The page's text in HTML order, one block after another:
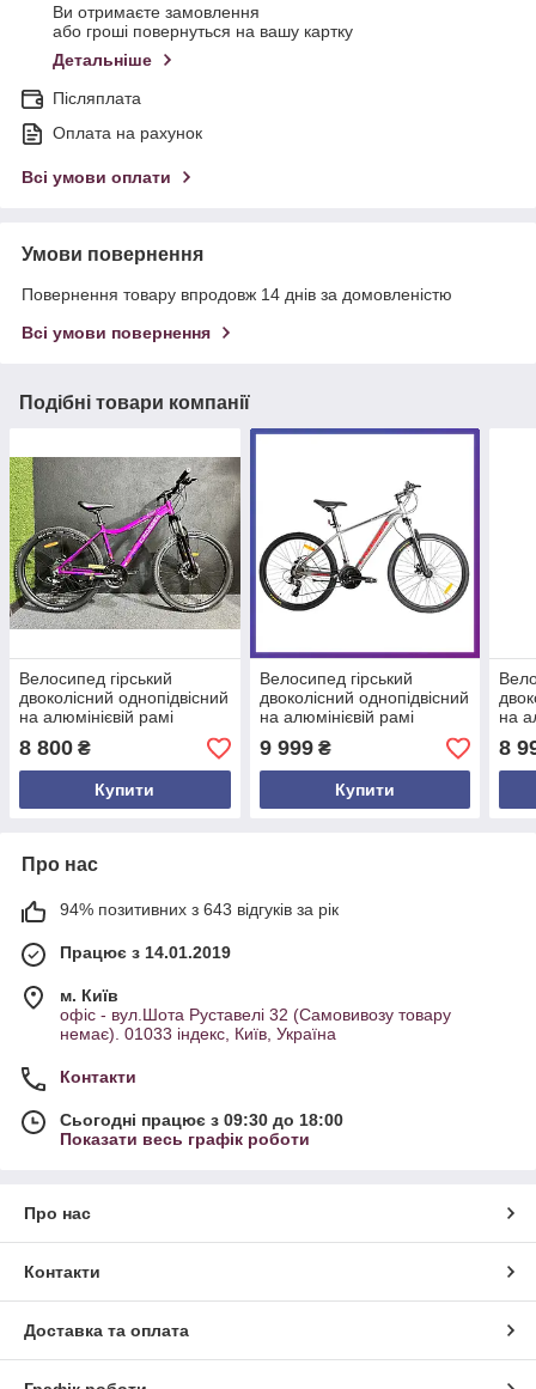
Ви отримаєте замовлення
або гроші повернуться на вашу картку
Детальніше
Післяплата
Оплата на рахунок
Всі умови оплати
Умови повернення
Повернення товару впродовж 14 днів за домовленістю
Всі умови повернення
Подібні товари компанії
Велосипед гірський
двоколісний однопідвісний
на алюмінієвій рамі
Crosser Angel 26 дюймів
16,5" рама Фіолетовий
8 800 ₴
Купити
Велосипед гірський
двоколісний однопідвісний
на алюмінієвій рамі
Crosser Ultra 26 дюймів
17" рама сірий
9 999₴
Купити
на
8
Про нас
94% позитивних з 643 відгуків за рік
Працює з 14.01.2019
м. Київ
офіс - вул.Шота Руставелі 32 (Самовивозу товару
немає). 01033 індекс, Київ, Україна
Контакти
Сьогодні працює з 09:30 до 18:00
Показати весь графік роботи
Про нас
Контакти
Доставка та оплата